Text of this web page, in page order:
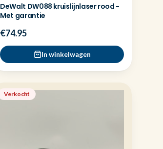
DeWalt DW088 kruislijnlaser rood -
Met garantie
€74.95
In winkelwagen
Verkocht